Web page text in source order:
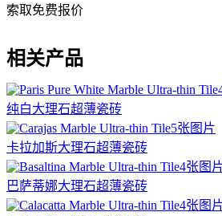
索取免费报价
相关产品
纯白大理石超薄瓷砖
5张图片
卡拉加斯大理石超薄瓷砖
4张图
巴萨蒂娜大理石超薄瓷砖
4张图